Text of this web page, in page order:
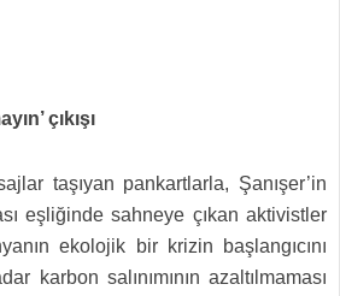
çıkışı
taşıyan pankartlarla, Şanışer’in
eşliğinde sahneye çıkan aktivistler
ekolojik bir krizin başlangıcını
karbon salınımının azaltılmaması